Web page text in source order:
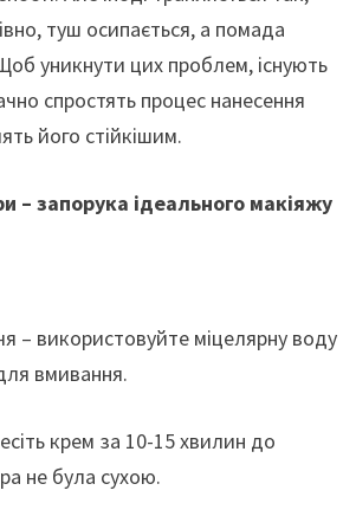
sA
p
p
туш осипається, а помада
уникнути цих проблем, існують
спростять процес нанесення
його стійкішим.
– запорука ідеального макіяжу
– використовуйте міцелярну воду
вмивання.
крем за 10-15 хвилин до
не була сухою.